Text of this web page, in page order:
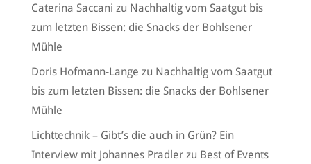
Caterina Saccani zu Nachhaltig vom Saatgut bis
zum letzten Bissen: die Snacks der Bohlsener
Mühle
Doris Hofmann-Lange zu Nachhaltig vom Saatgut
bis zum letzten Bissen: die Snacks der Bohlsener
Mühle
Lichttechnik – Gibt’s die auch in Grün? Ein
Interview mit Johannes Pradlerzu Best of Events